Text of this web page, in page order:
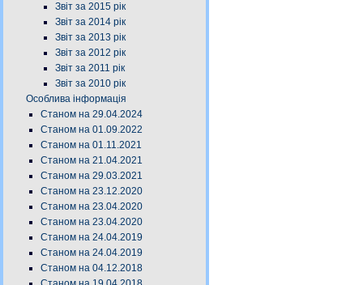
Звіт за 2015 рік
Звіт за 2014 рік
Звіт за 2013 рік
Звіт за 2012 рік
Звіт за 2011 рік
Звіт за 2010 рік
Особлива інформація
Станом на 29.04.2024
Станом на 01.09.2022
Станом на 01.11.2021
Станом на 21.04.2021
Станом на 29.03.2021
Станом на 23.12.2020
Станом на 23.04.2020
Станом на 23.04.2020
Станом на 24.04.2019
Станом на 24.04.2019
Станом на 04.12.2018